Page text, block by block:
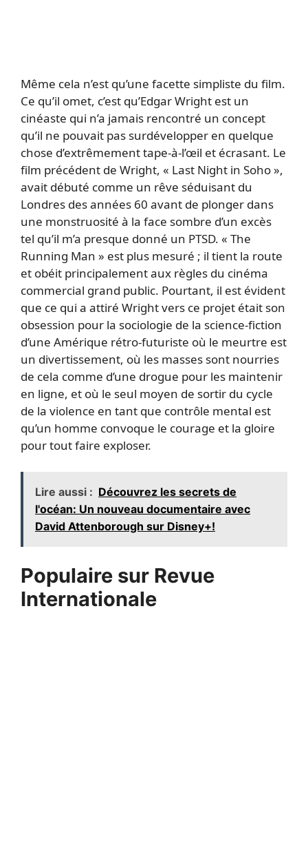
Même cela n’est qu’une facette simpliste du film.
Ce qu’il omet, c’est qu’Edgar Wright est un
cinéaste qui n’a jamais rencontré un concept
qu’il ne pouvait pas surdévelopper en quelque
chose d’extrêmement tape-à-l’œil et écrasant. Le
film précédent de Wright, « Last Night in Soho »,
avait débuté comme un rêve séduisant du
Londres des années 60 avant de plonger dans
une monstruosité à la face sombre d’un excès
tel qu’il m’a presque donné un PTSD. « The
Running Man » est plus mesuré ; il tient la route
et obéit principalement aux règles du cinéma
commercial grand public. Pourtant, il est évident
que ce qui a attiré Wright vers ce projet était son
obsession pour la sociologie de la science-fiction
d’une Amérique rétro-futuriste où le meurtre est
un divertissement, où les masses sont nourries
de cela comme d’une drogue pour les maintenir
en ligne, et où le seul moyen de sortir du cycle
de la violence en tant que contrôle mental est
qu’un homme convoque le courage et la gloire
pour tout faire exploser.
Lire aussi : Découvrez les secrets de
l'océan: Un nouveau documentaire avec
David Attenborough sur Disney+!
Populaire sur Revue
Internationale